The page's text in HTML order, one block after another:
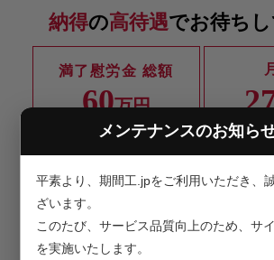
納得の高待遇でお待ち
満了慰労金 総額
60万円
企業より祝金
30 万円
寮
食堂利用可
メンテナンスのお知ら
平素より、期間工.jpをご利用いただき、
ざいます。
このたび、サービス品質向上のため、サ
を実施いたします。